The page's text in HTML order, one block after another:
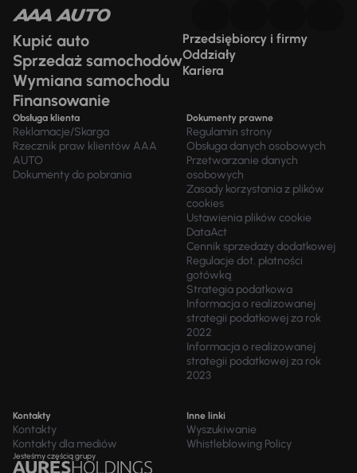
Kupić auto
Sprzedaż samochodów
Wymiana samochodu
Finansowanie
Przedsiębiorcy i firmy
Oddziały
Kariera
Obsługa klienta
Reklamacje/Skarga
Rzecznik praw klientów AAA
AUTO
Dokumenty do pobrania
Dokumenty prawne
Regulamin strony
Obsługa danych osobowych
Przetwarzanie danych
osobowych
Zasady korzystania z plików
cookies
Ustawienia plików cookie
DataAct
Cennik sprzedaży dodatkowej
Regulacje dot. płatności
gotówką
Strategia podatkowa
Informacja o realizowanej
strategii podatkowej za rok
2022
Informacja o realizowanej
strategii podatkowej za rok
2023
Kontakty
Kontakty
Kontakty dla mediów
Inne linki
Wyszukiwanie
Whistleblowing Policy
Jesteśmy częścią grupy